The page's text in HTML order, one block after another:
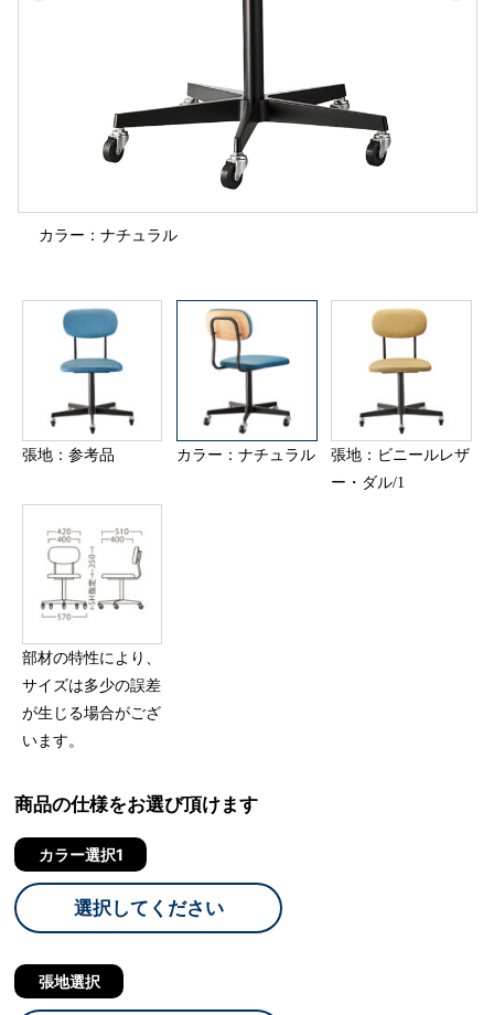
カラー：ナチュラル
張地：ビニールレザー・ダル/1
張地：参考品 カラー：ナチュラル
張地：ビニールレザ
ー・ダル/1
部材の特性により、
サイズは多少の誤差
が生じる場合がござ
います。
商品の仕様をお選び頂けます
カラー選択1
選択してください
張地選択